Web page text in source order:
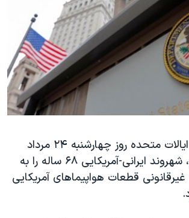
آمریکا ۲۰۲۴
به اسرائیل
دادخواهی
۹۸
وزارت دادگستری ایالات متحده روز چهارشنبه ۲۴ مرداد
جفری چنس نادر، شهروند ایرانی-آمریکایی ۶۸ ساله را به
قطعات هواپیماهای آمریکایی